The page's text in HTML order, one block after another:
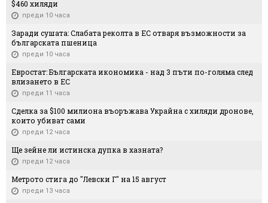
$460 хиляди
преди 10 часа
Заради сушата: Слабата реколта в ЕС отваря възможности за
българската пшеница
преди 10 часа
Евростат: Българската икономика - над 3 пъти по-голяма след
влизането в ЕС
преди 11 часа
Сделка за $100 милиона въоръжава Украйна с хиляди дронове,
които убиват сами
преди 12 часа
Ще зейне ли истинска дупка в хазната?
преди 12 часа
Метрото стига до "Левски Г" на 15 август
преди 13 часа